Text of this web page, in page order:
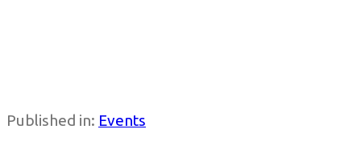
Published in: Events